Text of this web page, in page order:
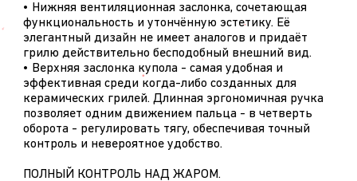
• Нижняя вентиляционная заслонка, сочетающая
функциональность и утончённую эстетику. Её
элегантный дизайн не имеет аналогов и придаёт
грилю действительно бесподобный внешний вид.
• Верхняя заслонка купола - самая удобная и
эффективная среди когда-либо созданных для
керамических грилей. Длинная эргономичная ручка
позволяет одним движением пальца - в четверть
оборота - регулировать тягу, обеспечивая точный
контроль и невероятное удобство.
ПОЛНЫЙ КОНТРОЛЬ НАД ЖАРОМ.